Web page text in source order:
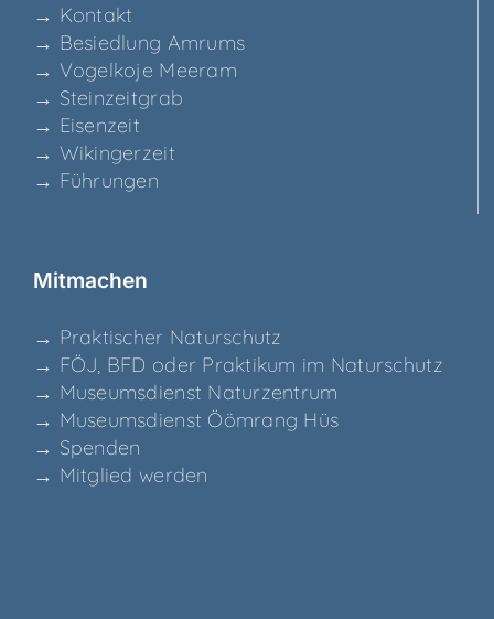
→ Kon­takt
→ Besied­lung Amrums
→ Vogel­ko­je Meeram
→ Stein­zeit­grab
→ Eisen­zeit
→ Wikin­ger­zeit
→ Füh­run­gen
Mit­ma­chen
→ Prak­ti­scher Naturschutz
→ FÖJ, BFD oder Prak­ti­kum im Naturschutz
→ Muse­ums­dienst Naturzentrum
→ Muse­ums­dienst Ööm­rang Hüs
→ Spen­den
→ Mit­glied werden